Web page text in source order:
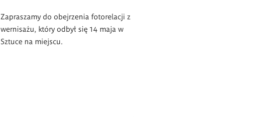
Zapraszamy do obejrzenia fotorelacji z
wernisażu, który odbył się 14 maja w
Sztuce na miejscu.